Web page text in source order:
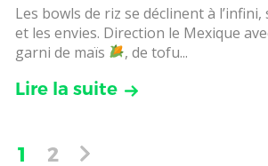
Les bowls de riz se déclinent à
et les envies. Direction le Mexique
garni de maïs
, de tofu...
Lire la suite
1 2